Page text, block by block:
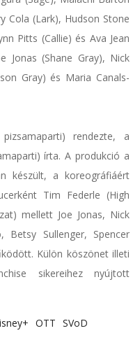
Cola (Lark), Hudson Stone
Pitts (Callie) és Ava Jean
Jonas (Shane Gray), Nick
Gray) és Maria Canals-
rendezte, a
írta. A produkció a
készült, a koreográfiáért
Tim Federle (High
mellett Joe Jonas, Nick
Betsy Sullenger, Spencer
Külön köszönet illeti
sikereihez nyújtott
OTT SVoD